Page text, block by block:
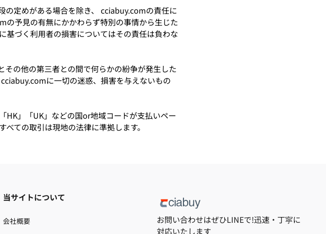
定めがある場合を除き、 cciabuy.comの責任に
の予見の有無にかかわらず特別の事情から生じた
基づく利用者の損害についてはその責任は負わな
の他の第三者との間で何らかの紛争が発生した
に一切の迷惑、損害を与えないもの
HK」「UK」などの国or地域コードが支払いペー
ての取引は現地の法律に準拠します。
当サイトについて
会社概要
お問い合わせはぜひLINEで!迅速・丁寜に
対応いたします